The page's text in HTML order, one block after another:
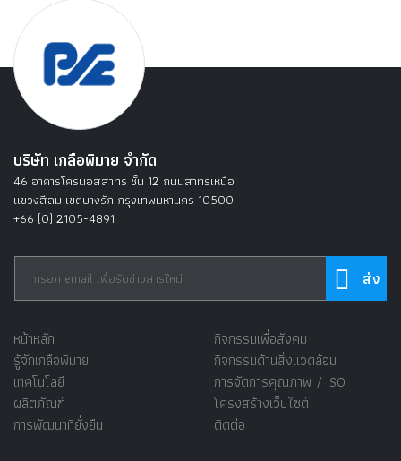
บริษัท เกลือพิมาย จำกัด
46 อาคารโครนอสสาทร ชั้น 12 ถนนสาทรเหนือ
แขวงสีลม เขตบางรัก กรุงเทพมหานคร 10500
+66 (0) 2105-4891
หน้าหลัก
รู้จักเกลือพิมาย
เทคโนโลยี
ผลิตภัณฑ์
การพัฒนาที่ยั่งยืน
กิจกรรมเพื่อสังคม
กิจกรรมด้านสิ่งแวดล้อม
การจัดการคุณภาพ / ISO
โครงสร้างเว็บไซต์
ติดต่อ